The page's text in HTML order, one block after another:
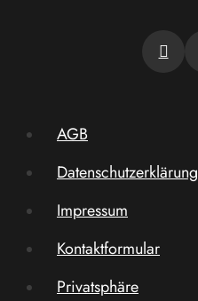
AGB
Datenschutzerklärung
Impressum
Kontaktformular
Privatsphäre